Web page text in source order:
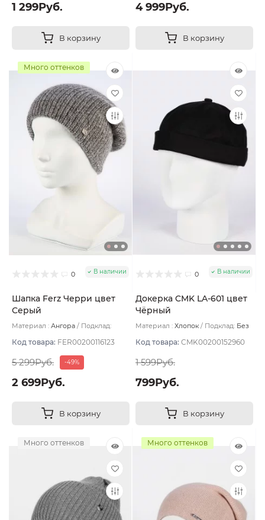
1 299Руб.
В корзину
4 999Руб.
В корзину
Много оттенков
0 В наличии
Шапка Ferz Черри цвет
Серый
Материал : Ангора
Подклад:
Код товара: FER00200116123
5 299Руб. -49%
2 699Руб.
В корзину
0 В наличии
Докерка CMK LA-601 цвет
Чёрный
Материал : Хлопок Подклад: Без
Код товара: CMK00200152960
1 599Руб.
799Руб.
В корзину
Много оттенков Много оттенков